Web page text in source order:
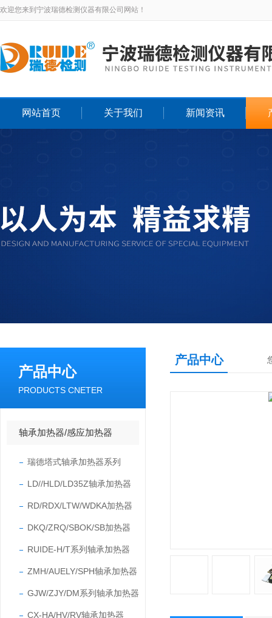
欢迎您来到宁波瑞德检测仪器有限公司网站！
网站首页 关于我们 新闻资讯
产品中心
PRODUCTS CNETER
轴承加热器/感应加热器
瑞德塔式轴承加热器系列
LD//HLD/LD35Z轴承加热器
RD/RDX/LTW/WDKA加热器
DKQ/ZRQ/SBOK/SB加热器
RUIDE-H/T系列轴承加热器
ZMH/AUELY/SPH轴承加热器
GJW/ZJY/DM系列轴承加热器
CX-HA/HV/RV轴承加热器
产品中心